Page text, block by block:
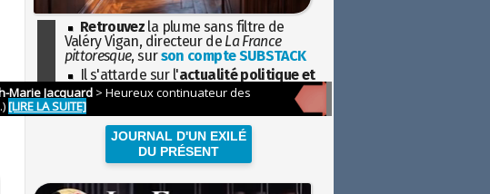
Retrouvez la plume sans filtre de
Valéry Vigan, directeur de La France
pittoresque, surson compte SUBSTACK
Il s'attarde sur l'actualité politique et
sociétaleavec la hauteur de vue de
l'Histoire
JOURNAL D'UN EXILÉ
DU PRÉSENT